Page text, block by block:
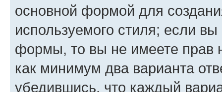
основной формой для
используемого стиля; если
формы, то вы не имеете прав
как минимум два варианта
убедившись, что каждый